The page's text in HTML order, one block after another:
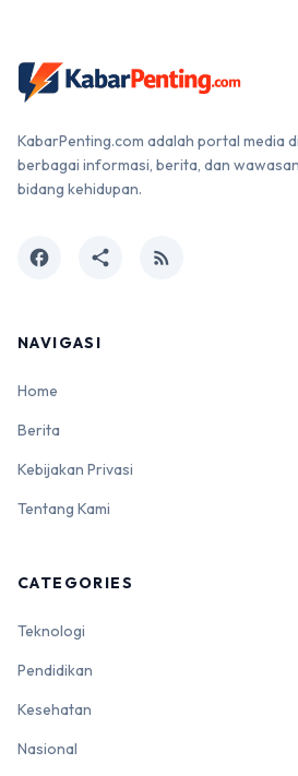
KabarPenting.com adalah portal media
berbagai informasi, berita, dan
bidang kehidupan.
facebook share rss_feed
NAVIGASI
Home
Berita
Kebijakan Privasi
Tentang Kami
CATEGORIES
Teknologi
Pendidikan
Kesehatan
Nasional